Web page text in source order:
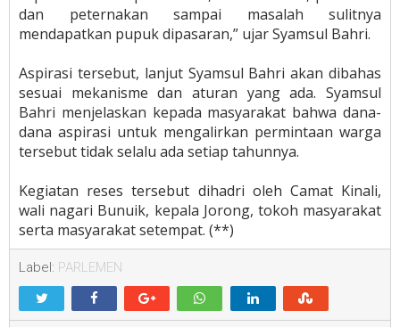
dan peternakan sampai masalah sulitnya
mendapatkan pupuk dipasaran,” ujar Syamsul Bahri.
Aspirasi tersebut, lanjut Syamsul Bahri akan dibahas
sesuai mekanisme dan aturan yang ada. Syamsul
Bahri menjelaskan kepada masyarakat bahwa dana-
dana aspirasi untuk mengalirkan permintaan warga
tersebut tidak selalu ada setiap tahunnya.
Kegiatan reses tersebut dihadri oleh Camat Kinali,
wali nagari Bunuik, kepala Jorong, tokoh masyarakat
serta masyarakat setempat. (**)
Label: PARLEMEN